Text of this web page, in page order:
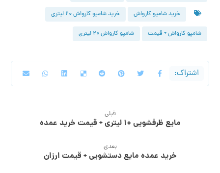
خرید شامپو کارواش خرید شامپو کارواش ۲۰ لیتری
شامپو کارواش + قیمت شامپو کارواش ۲۰ لیتری
قبلی
مایع ظرفشویی ۱۰ لیتری + قیمت خرید عمده
بعدی
خرید عمده مایع دستشویی + قیمت ارزان